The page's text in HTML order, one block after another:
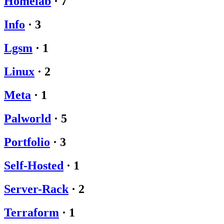
Info · 3
Lgsm · 1
Linux · 2
Meta · 1
Palworld · 5
Portfolio · 3
Self-Hosted · 1
Server-Rack · 2
Terraform · 1